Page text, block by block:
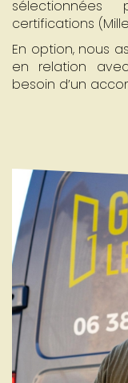
certifications
En option, nous
en relation
besoin d’un